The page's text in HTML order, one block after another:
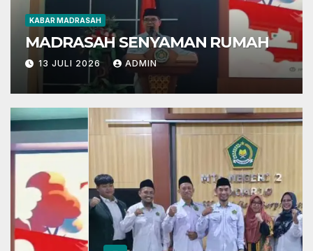
KABAR MADRASAH
MADRASAH SENYAMAN RUMAH
13 JULI 2026 ADMIN